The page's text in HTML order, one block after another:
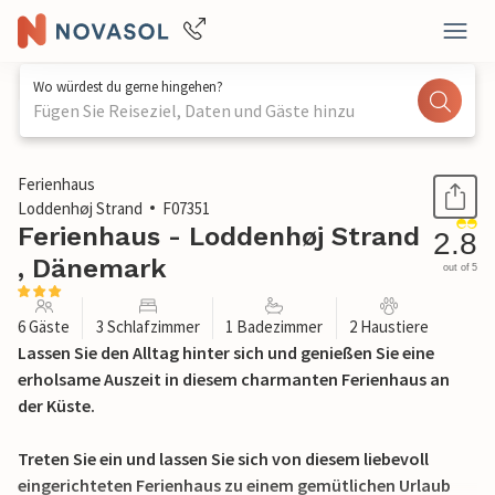
Wo würdest du gerne hingehen?
Fügen Sie Reiseziel, Daten und Gäste hinzu
1 / 17
Ferienhaus
Loddenhøj Strand
F07351
Ferienhaus - Loddenhøj Strand
, Dänemark
2.8
out of 5
6 Gäste 3 Schlafzimmer 1 Badezimmer 2 Haustiere
Lassen Sie den Alltag hinter sich und genießen Sie eine
erholsame Auszeit in diesem charmanten Ferienhaus an
der Küste.
Treten Sie ein und lassen Sie sich von diesem liebevoll
eingerichteten Ferienhaus zu einem gemütlichen Urlaub